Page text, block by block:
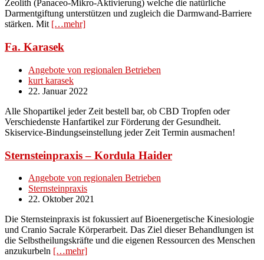
Zeolith (Panaceo-Mikro-Aktivierung) welche die natürliche
Darmentgiftung unterstützen und zugleich die Darmwand-Barriere
stärken. Mit […mehr]
Fa. Karasek
Angebote von regionalen Betrieben
kurt karasek
22. Januar 2022
Alle Shopartikel jeder Zeit bestell bar, ob CBD Tropfen oder
Verschiedenste Hanfartikel zur Förderung der Gesundheit.
Skiservice-Bindungseinstellung jeder Zeit Termin ausmachen!
Sternsteinpraxis – Kordula Haider
Angebote von regionalen Betrieben
Sternsteinpraxis
22. Oktober 2021
Die Sternsteinpraxis ist fokussiert auf Bioenergetische Kinesiologie
und Cranio Sacrale Körperarbeit. Das Ziel dieser Behandlungen ist
die Selbstheilungskräfte und die eigenen Ressourcen des Menschen
anzukurbeln […mehr]